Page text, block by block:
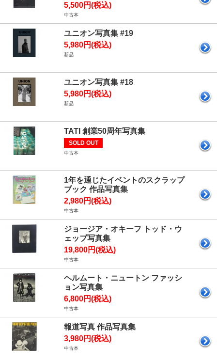
5,500円(税込)
中古本
ユニオン写真集 #19
5,980円(税込)
新品
ユニオン写真集 #18
5,980円(税込)
新品
TATI 創業50周年写真集
SOLD OUT
中古本
1年を通じたイベントのスクラップ
ブック 作品写真集
2,980円(税込)
中古本
ジョージア・オキーフ トッド・ウ
ェッブ写真集
19,800円(税込)
中古本
ヘルムート・ニュートン ファッシ
ョン写真集
6,800円(税込)
中古本
報道写真 作品写真集
3,980円(税込)
中古本